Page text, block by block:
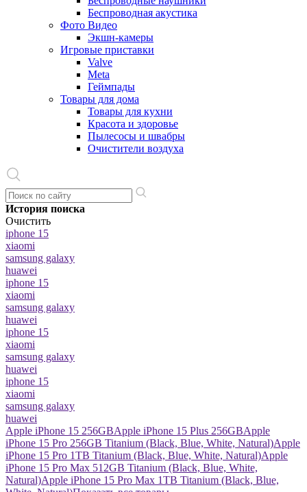
Беспроводная акустика
Фото Видео
Экшн-камеры
Игровые приставки
Valve
Meta
Геймпады
Товары для дома
Товары для кухни
Красота и здоровье
Пылесосы и швабры
Очистители воздуха
История поиска
Очистить
iphone 15
xiaomi
samsung galaxy
huawei
iphone 15
xiaomi
samsung galaxy
huawei
iphone 15
xiaomi
samsung galaxy
huawei
iphone 15
xiaomi
samsung galaxy
huawei
Apple iPhone 15 256GBApple iPhone 15 Plus 256GBApple
iPhone 15 Pro 256GB Titanium (Black, Blue, White, Natural)Apple
iPhone 15 Pro 1TB Titanium (Black, Blue, White, Natural)Apple
iPhone 15 Pro Max 512GB Titanium (Black, Blue, White,
Natural)Apple iPhone 15 Pro Max 1TB Titanium (Black, Blue,